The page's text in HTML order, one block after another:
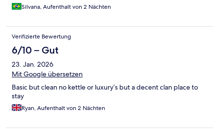
Silvana, Aufenthalt von 2 Nächten
Verifizierte Bewertung
6/10 – Gut
23. Jan. 2026
Mit Google übersetzen
Basic but clean no kettle or luxury’s but a decent clan place to
stay
Ryan, Aufenthalt von 2 Nächten